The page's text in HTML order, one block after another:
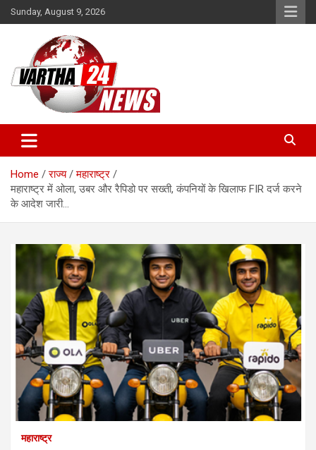
Skip
to
Sunday, August 9, 2026
Vartha 24
Home राज्य
महाराष्ट्र
महाराष्ट्र में ओला, उबर और रैपिडो पर सख्ती, कंपनियों के खिलाफ FIR दर्ज करने
के आदेश जारी…
महाराष्ट्र